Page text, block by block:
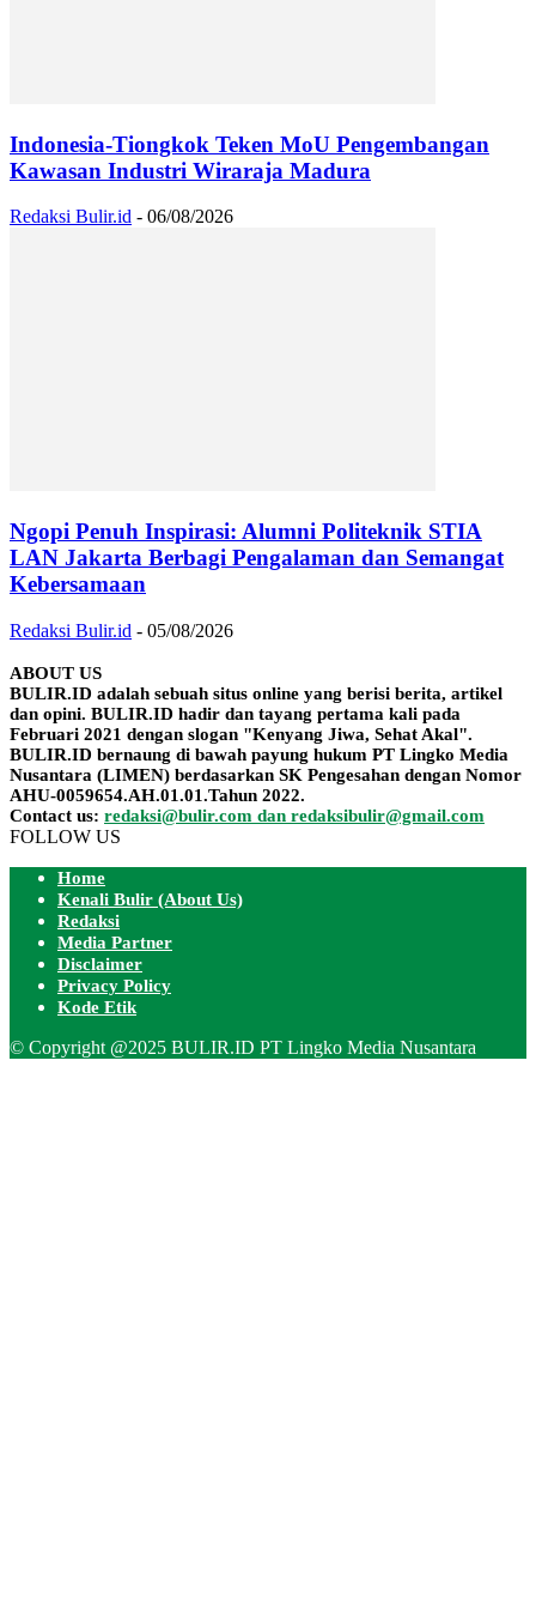
Indonesia-Tiongkok Teken MoU Pengembangan
Kawasan Industri Wiraraja Madura
Redaksi Bulir.id - 06/08/2026
Ngopi Penuh Inspirasi: Alumni Politeknik STIA
LAN Jakarta Berbagi Pengalaman dan Semangat
Kebersamaan
Redaksi Bulir.id - 05/08/2026
ABOUT US
BULIR.ID adalah sebuah situs online yang berisi berita, artikel
dan opini. BULIR.ID hadir dan tayang pertama kali pada
Februari 2021 dengan slogan "Kenyang Jiwa, Sehat Akal".
BULIR.ID bernaung di bawah payung hukum PT Lingko Media
Nusantara (LIMEN) berdasarkan SK Pengesahan dengan Nomor
AHU-0059654.AH.01.01.Tahun 2022.
Contact us: redaksi@bulir.com dan redaksibulir@gmail.com
FOLLOW US
Home
Kenali Bulir (About Us)
Redaksi
Media Partner
Disclaimer
Privacy Policy
Kode Etik
© Copyright @2025 BULIR.ID PT Lingko Media Nusantara